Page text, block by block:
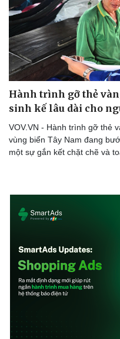
Hành trình gỡ thẻ
sinh kế lâu dài cho
VOV.VN - Hành trình gỡ thẻ
vùng biển Tây Nam đang
một sự gắn kết chặt chẽ và